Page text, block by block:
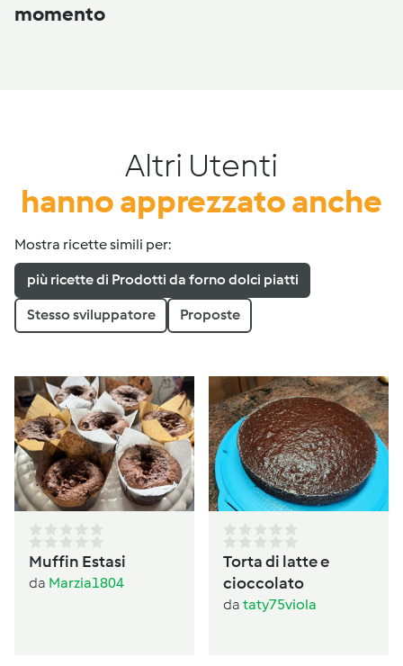
momento
Altri Utenti
hanno apprezzato anche
Mostra ricette simili per:
più ricette di Prodotti da forno dolci piatti
Stesso sviluppatore Proposte
Muffin Estasi
da Marzia1804
Torta di latte e
cioccolato
da taty75viola